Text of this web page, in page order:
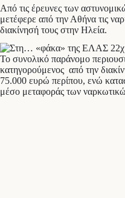
Από τις έρευνες των
μετέφερε από την Αθήνα τις
διακίνησή τους στην Ηλεία.
Το συνολικό παράνομο
κατηγορούμενος από την
75.000 ευρώ περίπου, ενώ
μέσο μεταφοράς των